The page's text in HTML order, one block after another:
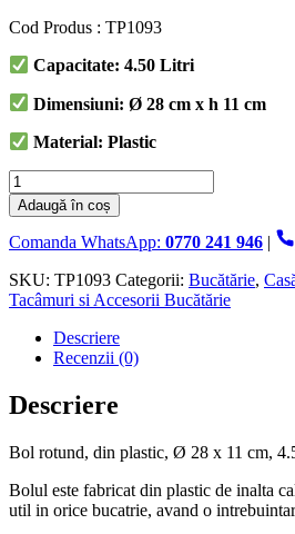
a
29.00 lei.
este:
Cod Produs : TP1093
Capacitate: 4.50 Litri
Dimensiuni: Ø 28 cm x h 11 cm
Material: Plastic
Cantitate
Bol
rotund,
din
Ø
28
Litri,
Tuffex,
culori
Adaugă în coș
Comanda WhatsApp: 0770 241 946 |
SKU: TP1093 Categorii: Bucătărie,
Tacâmuri si Accesorii Bucătărie
Descriere
Recenzii (0)
Descriere
Bol rotund, din plastic, Ø 28 x 11 cm,
Bolul este fabricat din plastic de inalta
util in orice bucatrie, avand o